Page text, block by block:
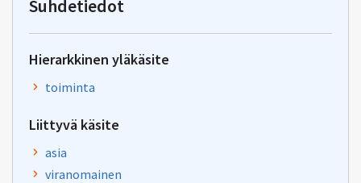
Suhdetiedot
Hierarkkinen yläkäsite
toiminta
Liittyvä käsite
asia
viranomainen